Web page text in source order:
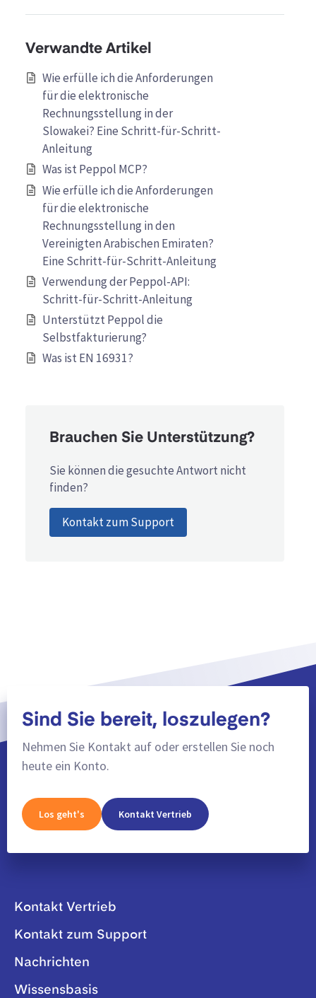
Verwandte Artikel
Wie erfülle ich die Anforderungen
für die elektronische
Rechnungsstellung in der
Slowakei? Eine Schritt-für-Schritt-
Anleitung
Was ist Peppol MCP?
Wie erfülle ich die Anforderungen
für die elektronische
Rechnungsstellung in den
Vereinigten Arabischen Emiraten?
Eine Schritt-für-Schritt-Anleitung
Verwendung der Peppol-API:
Schritt-für-Schritt-Anleitung
Unterstützt Peppol die
Selbstfakturierung?
Was ist EN 16931?
Brauchen Sie Unterstützung?
Sie können die gesuchte Antwort nicht
finden?
Kontakt zum Support
Sind Sie bereit, loszulegen?
Nehmen Sie Kontakt auf oder erstellen Sie noch
heute ein Konto.
Los geht's Kontakt Vertrieb
Kontakt Vertrieb
Kontakt zum Support
Nachrichten
Wissensbasis